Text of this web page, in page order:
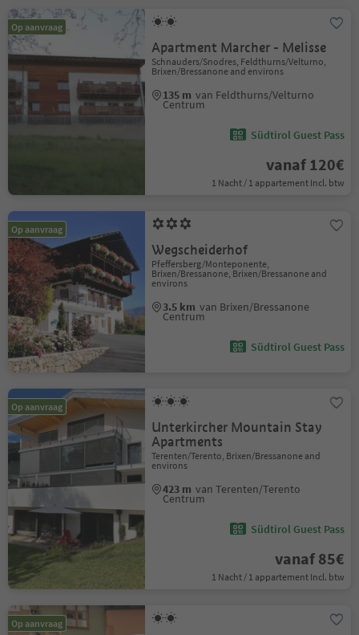
Op aanvraag
Apartment Marcher - Melisse
Schnauders/Snodres, Feldthurns/Velturno,
Brixen/Bressanone and environs
135 m van Feldthurns/Velturno
Centrum
Südtirol Guest Pass
vanaf 120€
1 Nacht / 1 appartement Incl. btw
Op aanvraag
Wegscheiderhof
Pfeffersberg/Monteponente,
Brixen/Bressanone, Brixen/Bressanone and
environs
3.5 km van Brixen/Bressanone
Centrum
Südtirol Guest Pass
Op aanvraag
Unterkircher Mountain Stay
Apartments
Terenten/Terento, Brixen/Bressanone and
environs
423 m van Terenten/Terento
Centrum
Südtirol Guest Pass
vanaf 85€
1 Nacht / 1 appartement Incl. btw
Op aanvraag